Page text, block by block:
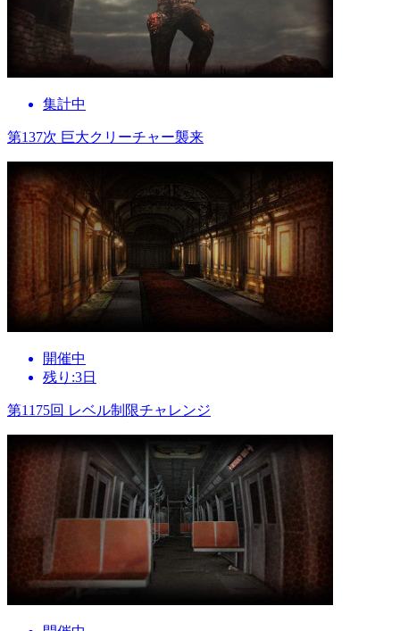
集計中
第137次 巨大クリーチャー襲来
開催中
残り:3日
第1175回 レベル制限チャレンジ